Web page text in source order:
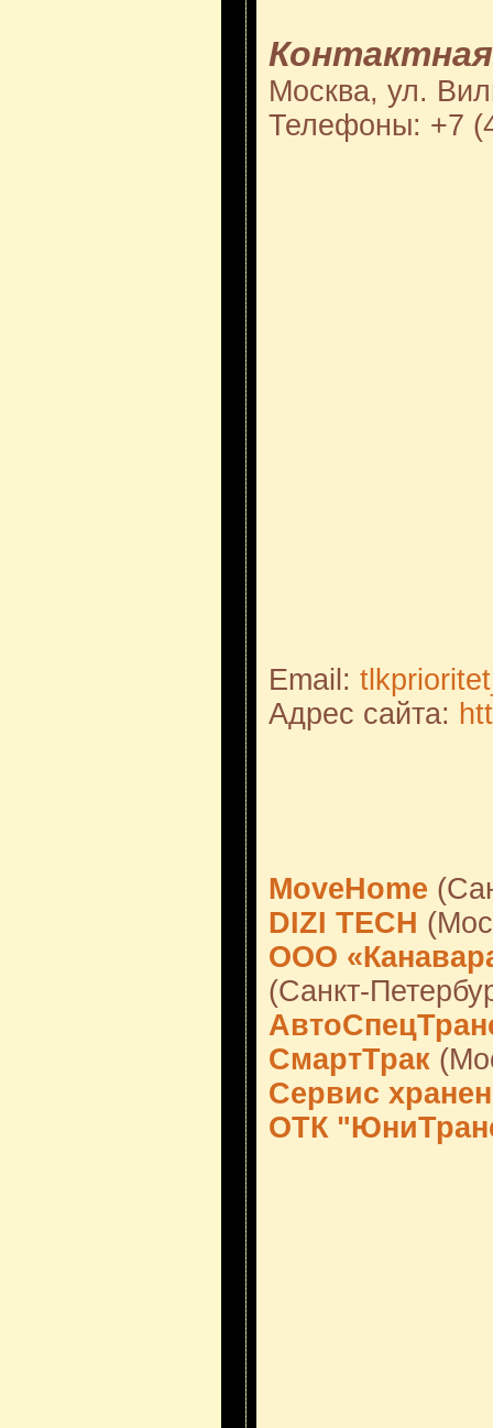
Москва, ул.
Телефоны: +7
Email:
Адрес сайта:
MoveHome
DIZI TECH
ООО
(Санкт-
СмартТрак
Сервис
ОТК